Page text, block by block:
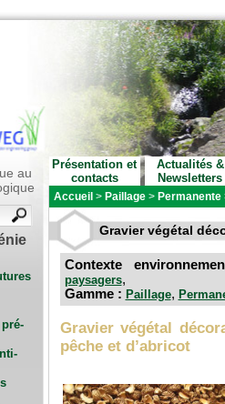
au
Présentation et
contacts
Actualités &
Newsletters
Accueil > Paillage > Permanente
Gravier végétal
Contexte
paysagers,
Gamme : Paillage,
Gravier végétal
pêche et d’abricot